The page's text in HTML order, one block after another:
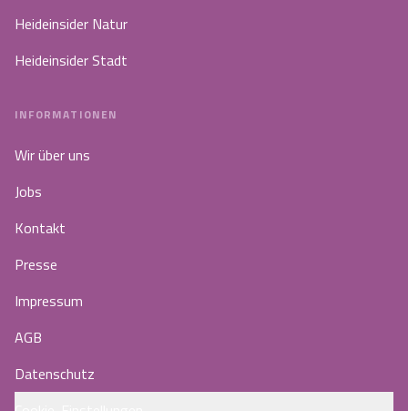
Heideinsider Natur
Heideinsider Stadt
INFORMATIONEN
Wir über uns
Jobs
Kontakt
Presse
Impressum
AGB
Datenschutz